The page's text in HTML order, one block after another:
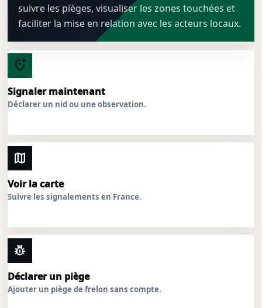
suivre les pièges, visualiser les zones touchées et
faciliter la mise en relation avec les acteurs locaux.
add_location_alt
Signaler maintenant
Déclarer un nid ou une observation.
map
Voir la carte
Suivre les signalements en France.
pest_control
Déclarer un piège
Ajouter un piège de frelon sans compte.